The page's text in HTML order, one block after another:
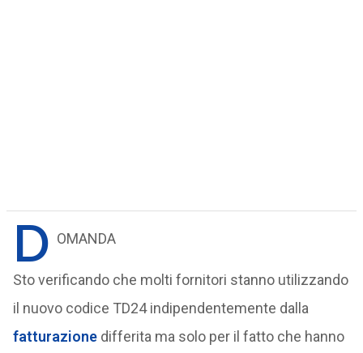
D OMANDA
Sto verificando che molti fornitori stanno utilizzando
il nuovo codice TD24 indipendentemente dalla
fatturazionedifferita ma solo per il fatto che hanno